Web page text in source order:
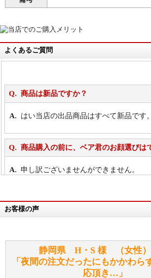
よくあるご質問
商品は新品ですか？
はい当店の出品商品はすべて新品です。
商品購入の前に、ベア君のお顔選びは
申し訳ございませんができません。
万が一欲しい商品が見つからない場合
お任せください！それは当店が謡って
てなしの心」で対応させていただきます
お客様の声
静岡県 H・S 様 （女
「夜間の注文だったにもかかわら
応頂き…」